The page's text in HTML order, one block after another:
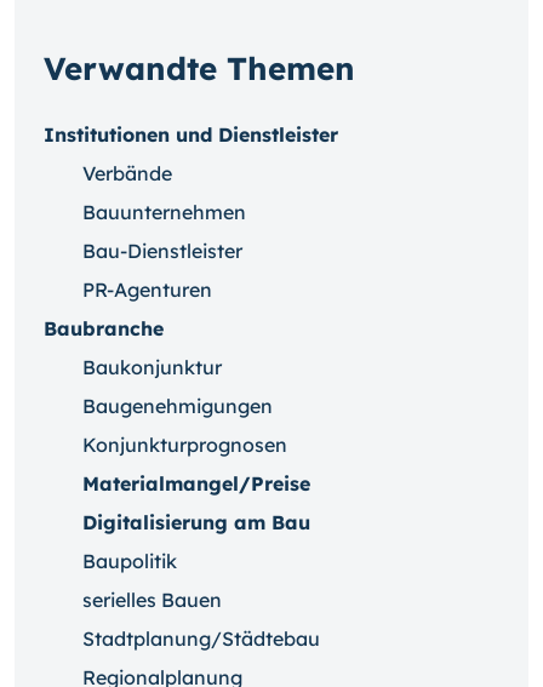
Verwandte Themen
Institutionen und Dienstleister
Verbände
Bauunternehmen
Bau-Dienstleister
PR-Agenturen
Baubranche
Baukonjunktur
Baugenehmigungen
Konjunkturprognosen
Materialmangel/Preise
Digitalisierung am Bau
Baupolitik
serielles Bauen
Stadtplanung/Städtebau
Regionalplanung